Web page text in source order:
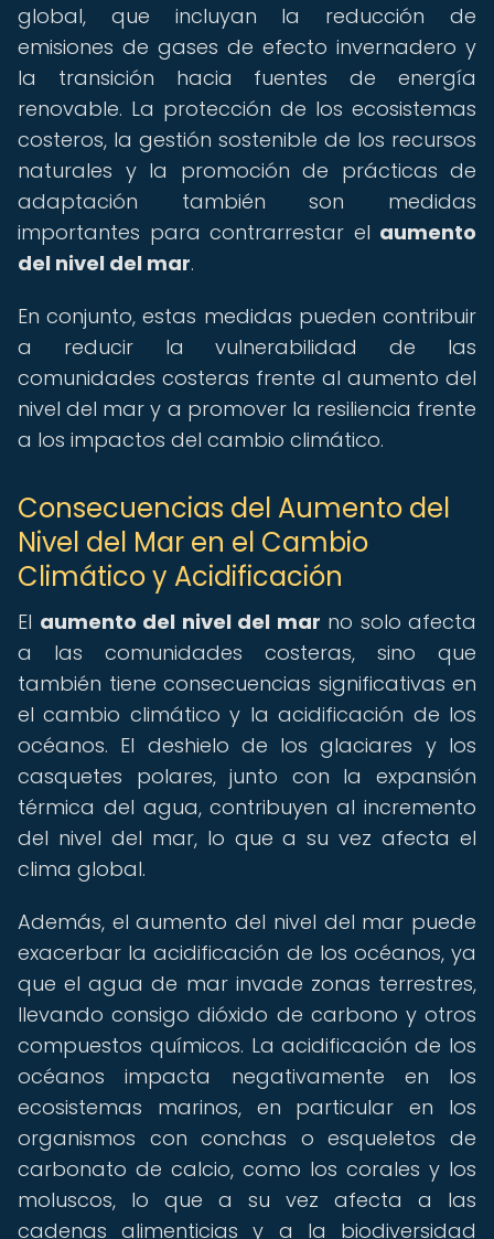
global, que incluyan la reducción de
emisiones de gases de efecto invernadero y
la transición hacia fuentes de energía
renovable. La protección de los ecosistemas
costeros, la gestión sostenible de los recursos
naturales y la promoción de prácticas de
adaptación también son medidas
importantes para contrarrestar el aumento
del nivel del mar.
En conjunto, estas medidas pueden contribuir
a reducir la vulnerabilidad de las
comunidades costeras frente al aumento del
nivel del mar y a promover la resiliencia frente
a los impactos del cambio climático.
Consecuencias del Aumento del
Nivel del Mar en el Cambio
Climático y Acidificación
El aumento del nivel del mar no solo afecta
a las comunidades costeras, sino que
también tiene consecuencias significativas en
el cambio climático y la acidificación de los
océanos. El deshielo de los glaciares y los
casquetes polares, junto con la expansión
térmica del agua, contribuyen al incremento
del nivel del mar, lo que a su vez afecta el
clima global.
Además, el aumento del nivel del mar puede
exacerbar la acidificación de los océanos, ya
que el agua de mar invade zonas terrestres,
llevando consigo dióxido de carbono y otros
compuestos químicos. La acidificación de los
océanos impacta negativamente en los
ecosistemas marinos, en particular en los
organismos con conchas o esqueletos de
carbonato de calcio, como los corales y los
moluscos, lo que a su vez afecta a las
cadenas alimenticias y a la biodiversidad